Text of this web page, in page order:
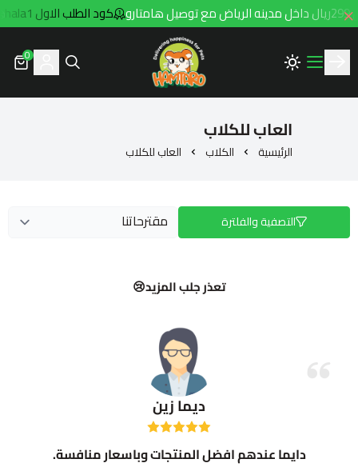
كود الطلب الاول hala1
Hamtaro
0
العاب للكلاب
الرئيسية الكلاب العاب للكلاب
التصفية والفلترة
تعذر جلب المزيد😢
ديما زين
دايما عندهم افضل المنتجات وباسعار منافسة.